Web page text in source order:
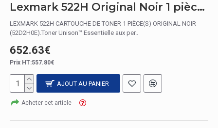
Lexmark 522H Original Noir 1 pièce(s)
LEXMARK 522H CARTOUCHE DE TONER 1 PIÈCE(S) ORIGINAL NOIR
(52D2H0E).Toner Unison™ Essentielle aux per..
652.63€
Prix HT:557.80€
AJOUT AU PANIER
Acheter cet article